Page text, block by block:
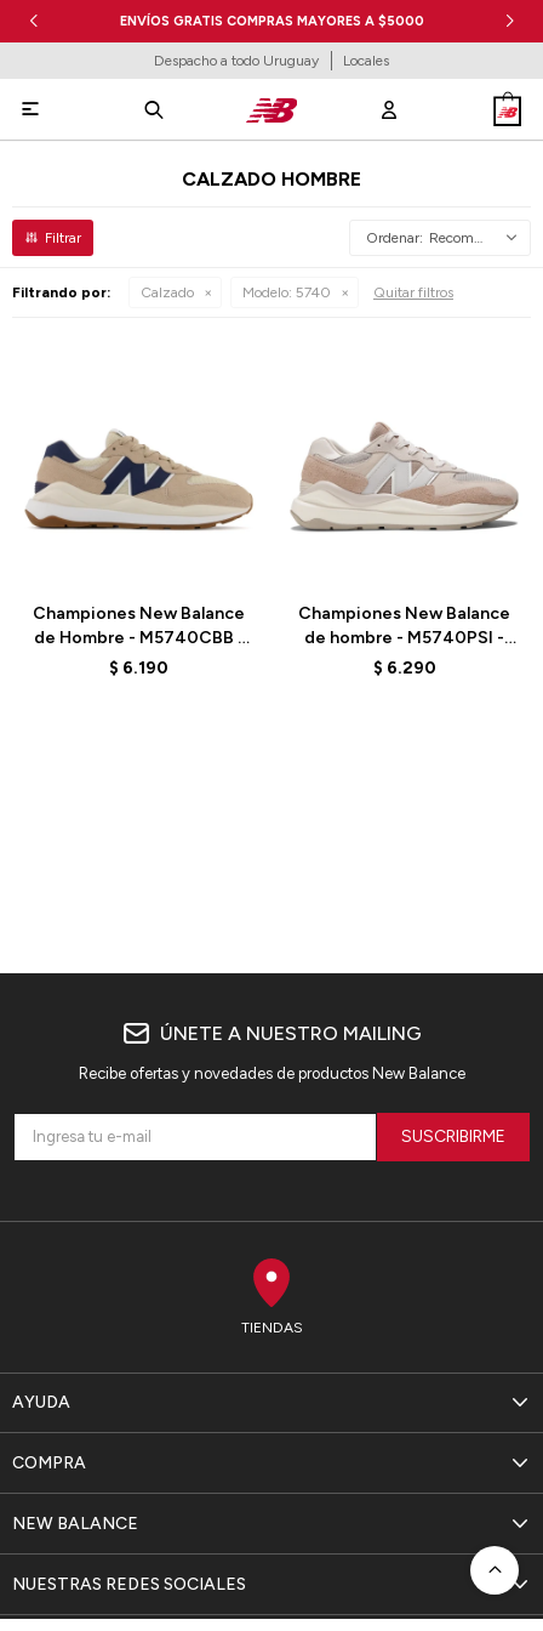
ENVÍOS GRATIS COMPRAS MAYORES A $5000
Despacho a todo Uruguay Locales

CALZADO HOMBRE
Recomendados
Filtrando por: Calzado Modelo: 5740 Quitar filtros
Championes New Balance
de Hombre - M5740CBB -
MINDFUL GREY
$ 6.190
Championes New Balance
de hombre - M5740PSI -
MOONBEAM
$ 6.290
TIENDAS
AYUDA
NEW BALANCE
COMPRA
NUESTRAS REDES SOCIALES
ÚNETE A NUESTRO MAILING
Recibe ofertas y novedades de productos New Balance
SUSCRIBIRME